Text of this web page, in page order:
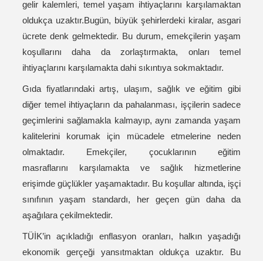
gelir kalemleri, temel yaşam ihtiyaçlarını karşılamaktan
oldukça uzaktır.Bugün, büyük şehirlerdeki kiralar, asgari
ücrete denk gelmektedir. Bu durum, emekçilerin yaşam
koşullarını daha da zorlaştırmakta, onları temel
ihtiyaçlarını karşılamakta dahi sıkıntıya sokmaktadır.
Gıda fiyatlarındaki artış, ulaşım, sağlık ve eğitim gibi
diğer temel ihtiyaçların da pahalanması, işçilerin sadece
geçimlerini sağlamakla kalmayıp, aynı zamanda yaşam
kalitelerini korumak için mücadele etmelerine neden
olmaktadır. Emekçiler, çocuklarının eğitim
masraflarını karşılamakta ve sağlık hizmetlerine
erişimde güçlükler yaşamaktadır. Bu koşullar altında, işçi
sınıfının yaşam standardı, her geçen gün daha da
aşağılara çekilmektedir.
TÜİK’in açıkladığı enflasyon oranları, halkın yaşadığı
ekonomik gerçeği yansıtmaktan oldukça uzaktır. Bu